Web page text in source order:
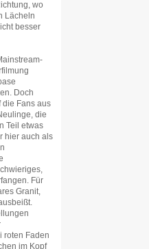
wo
Lächeln
besser
Doch
die Fans aus
die
Teil etwas
hier auch als
Für
Granit,
roten Faden
im Kopf